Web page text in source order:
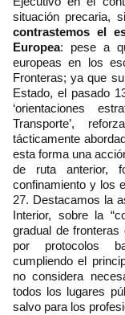
situación precaria,
contrastemos el
Europea: pese a
europeas en los
Fronteras; ya que
Estado, el pasado
‘orientaciones
Transporte’,
tácticamente
esta forma una
de ruta anterior,
confinamiento y los
27. Destacamos la
Interior, sobre la
gradual de fronteras
por protocolos
cumpliendo el
no considera
todos los lugares
salvo para los